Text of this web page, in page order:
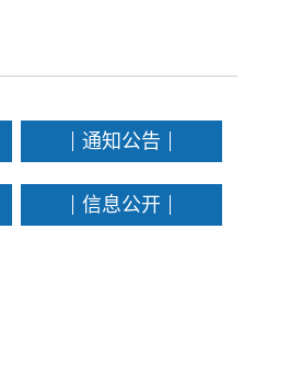
通知公告
信息公开